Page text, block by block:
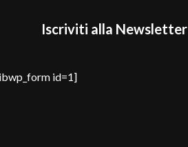
Iscriviti alla Newsletter
id=1]